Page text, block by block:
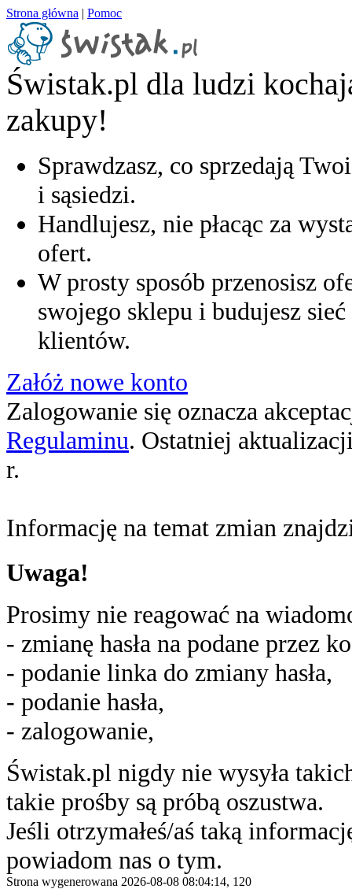
Strona główna | Pomoc
Świstak.pl dla ludzi
zakupy!
Sprawdzasz, co sprzedają
i sąsiedzi.
Handlujesz, nie płacąc za
ofert.
W prosty sposób przenosisz
swojego sklepu i budujesz sieć
klientów.
Załóż nowe konto
Zalogowanie się oznacza
Regulaminu. Ostatniej
r.
Informację na temat zmian
Uwaga!
Prosimy nie reagować na
- zmianę hasła na podane przez
- podanie linka do zmiany hasła,
- podanie hasła,
- zalogowanie,
Świstak.pl nigdy nie wysyła
takie prośby są próbą oszustwa.
Jeśli otrzymałeś/aś taką
powiadom nas o tym.
Strona wygenerowana 2026-08-08 08:04:14, 120